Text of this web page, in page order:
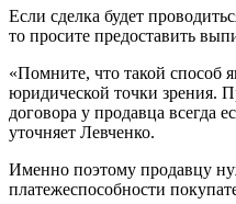
Если сделка будет
то просите предоставить
«Помните, что такой способ
юридической точки зрения.
договора у продавца всегда
уточняет Левченко.
Именно поэтому продавцу
платежеспособности